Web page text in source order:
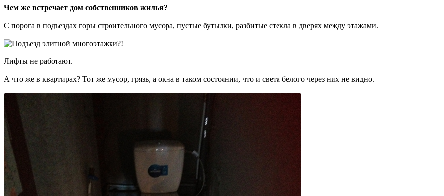
Чем же встречает дом собственников жилья?
С порога в подъездах горы строительного мусора, пустые бутылки, разбитые стекла в дверях между этажами.
Лифты не работают.
А что же в квартирах? Тот же мусор, грязь, а окна в таком состоянии, что и света белого через них не видно.